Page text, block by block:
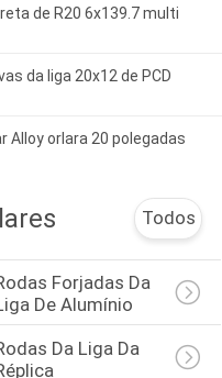
de R20 6x139.7 multi
da liga 20x12 de PCD
Alloy orlara 20 polegadas
Todos
Forjadas Da
De Alumínio
Da Liga Da